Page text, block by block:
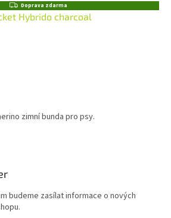
Z
D
A
Doprava zdarma
Hybrido charcoal
zimní bunda pro psy.
budeme zasílat informace o nových